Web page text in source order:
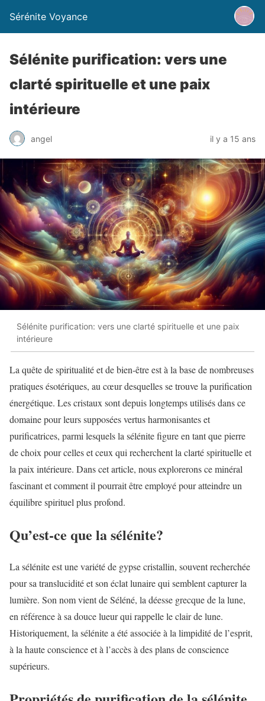
Sérénite Voyance
Sélénite purification: vers une
clarté spirituelle et une paix
intérieure
angel il y a 15 ans
Sélénite purification: vers une clarté spirituelle et une paix
intérieure
La quête de spiritualité et de bien-être est à la base de nombreuses
pratiques ésotériques, au cœur desquelles se trouve la purification
énergétique. Les cristaux sont depuis longtemps utilisés dans ce
domaine pour leurs supposées vertus harmonisantes et
purificatrices, parmi lesquels la sélénite figure en tant que pierre
de choix pour celles et ceux qui recherchent la clarté spirituelle et
la paix intérieure. Dans cet article, nous explorerons ce minéral
fascinant et comment il pourrait être employé pour atteindre un
équilibre spirituel plus profond.
Qu’est-ce que la sélénite?
La sélénite est une variété de gypse cristallin, souvent recherchée
pour sa translucidité et son éclat lunaire qui semblent capturer la
lumière. Son nom vient de Séléné, la déesse grecque de la lune,
en référence à sa douce lueur qui rappelle le clair de lune.
Historiquement, la sélénite a été associée à la limpidité de l’esprit,
à la haute conscience et à l’accès à des plans de conscience
supérieurs.